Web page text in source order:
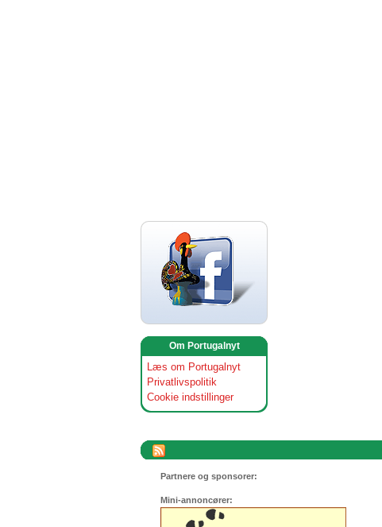
Om Portugalnyt
Læs om Portugalnyt
Privatlivspolitik
Cookie indstillinger
Partnere og sponsorer:
Mini-annoncører: